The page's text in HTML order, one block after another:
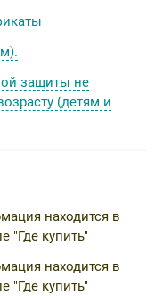
защиты не
(детям и
находится в
"Где купить"
находится в
"Где купить"